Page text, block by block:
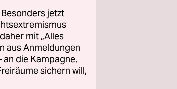
jetzt
mit „Alles
aus Anmeldungen
an die Kampagne,
sichern will,